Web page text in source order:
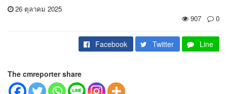
26 ตุลาคม 2025
907
0
Facebook Twitter Line
The cmreporter share